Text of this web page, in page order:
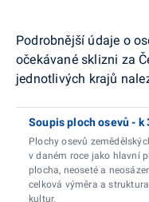
Podrobnější údaje o
očekávané sklizni za
jednotlivých krajů
Soupis ploch osevů - k
Plochy osevů
v daném roce jako hlavní
plocha, neoseté a
celková výměra a
kultur.